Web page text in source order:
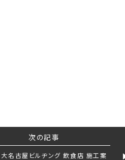
次の記事
名古屋ビルヂング 飲食店 施工案